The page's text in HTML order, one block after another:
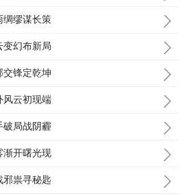
绸缪谋长策
变幻布新局
交锋定乾坤
风云初现端
破局战阴霾
渐开曙光现
邪祟寻秘匙